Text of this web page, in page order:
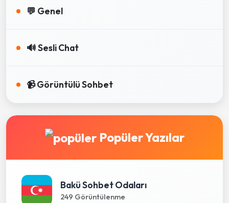
💬 Genel
🔊 Sesli Chat
📹 Görüntülü Sohbet
Popüler Yazılar
Bakü Sohbet Odaları
249 Görüntülenme